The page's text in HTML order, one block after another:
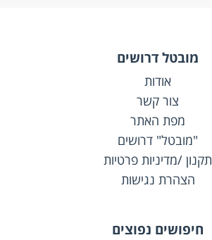
מובטל דרושים
אודות
צור קשר
מפת האתר
"מובטל" דרושים
תקנון /מדיניות פרטיות
הצהרת נגישות
חיפושים נפוצים